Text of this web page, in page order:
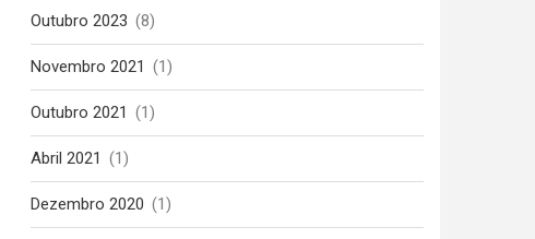
Outubro 2023 (8)
Novembro 2021 (1)
Outubro 2021 (1)
Abril 2021 (1)
Dezembro 2020 (1)